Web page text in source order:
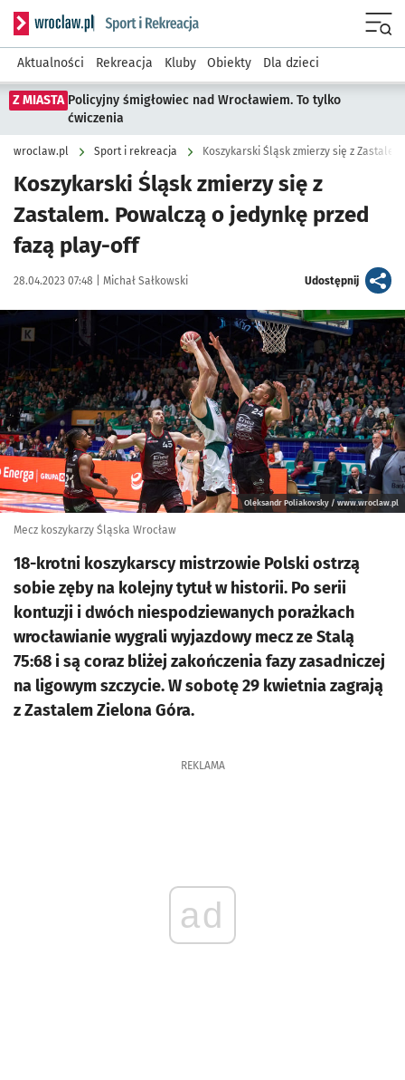
Serwis informacyjny wroclaw.pl podserwis: Sport i rekreacja
Aktualności Rekreacja Kluby Obiekty Dla dzieci
Z MIASTA Policyjny śmigłowiec nad Wrocławiem. To tylko
ćwiczenia
wroclaw.pl Sport i rekreacja Koszykarski Śląsk zmierzy się z
Koszykarski Śląsk zmierzy się z
Zastalem. Powalczą o jedynkę przed
fazą play-off
Data publikacji:
28.04.2023 07:48 | Autor:
Michał Sałkowski Udostępnijartykuł
Kliknij, aby powiększyć
Oleksandr Poliakovsky / www.wroclaw.pl
Mecz koszykarzy Śląska Wrocław
18-krotni koszykarscy mistrzowie Polski ostrzą
sobie zęby na kolejny tytuł w historii. Po serii
kontuzji i dwóch niespodziewanych porażkach
wrocławianie wygrali wyjazdowy mecz ze Stalą
75:68 i są coraz bliżej zakończenia fazy zasadniczej
na ligowym szczycie. W sobotę 29 kwietnia zagrają
z Zastalem Zielona Góra.
REKLAMA
ad